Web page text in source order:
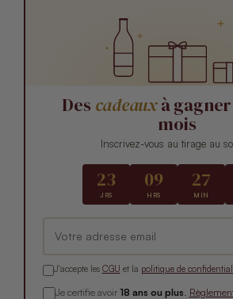
Des cadeauxà
mois
Inscrivez-vous au tirage au
23
JRS
09
HRS
27
MIN
J'accepte les CGU et la politique de
Je certifie avoir 18 ans ou plus